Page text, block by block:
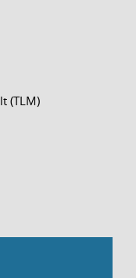
(TLM)